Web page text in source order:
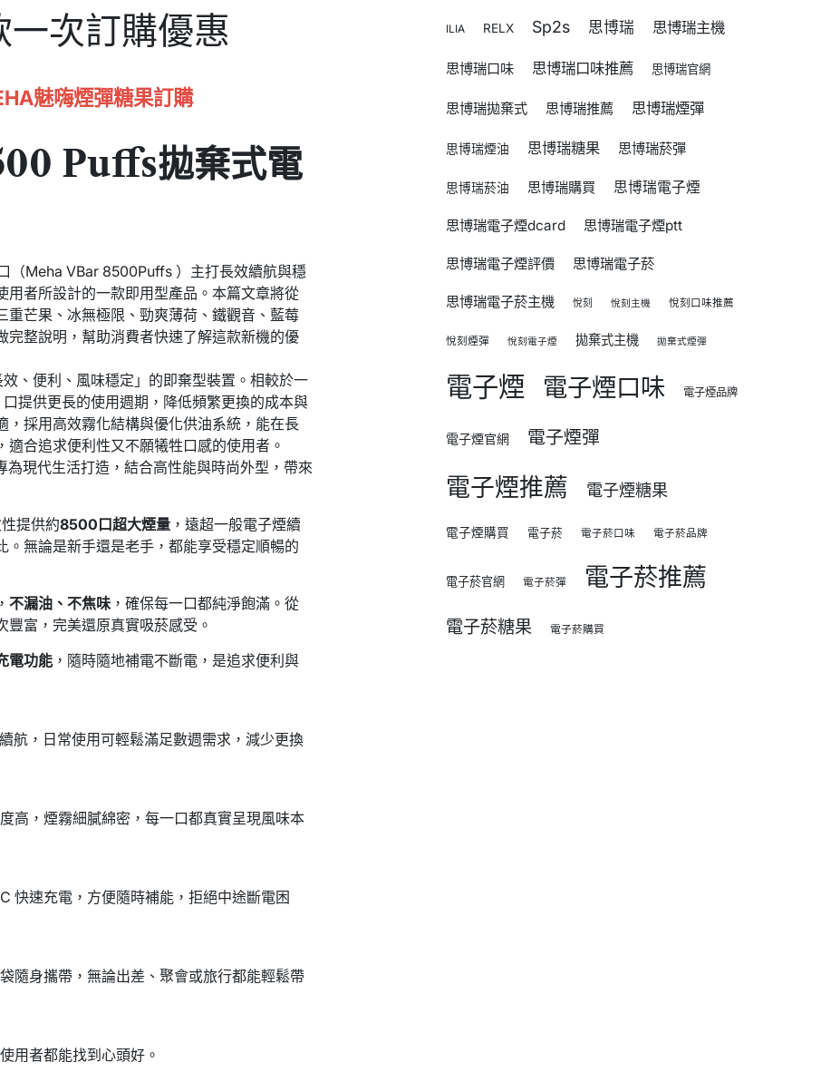
一次訂購優惠
魅嗨煙彈糖果訂購
Puffs拋棄式電
（Meha VBar 8500Puffs ）主打長效續航與穩
用者所設計的一款即用型產品。本篇文章將從
重芒果、冰無極限、勁爽薄荷、鐵觀音、藍莓
整說明，幫助消費者快速了解這款新機的優
、便利、風味穩定」的即棄型裝置。相較於一
提供更長的使用週期，降低頻繁更換的成本與
，採用高效霧化結構與優化供油系統，能在長
合追求便利性又不願犧牲口感的使用者。
為現代生活打造，結合高性能與時尚外型，帶來
性提供約8500口超大煙量 ，遠超一般電子煙續
無論是新手還是老手，都能享受穩定順暢的
不漏油、不焦味 ，確保每一口都純淨飽滿。從
豐富，完美還原真實吸菸感受。
電功能 ，隨時隨地補電不斷電，是追求便利與
航，日常使用可輕鬆滿足數週需求，減少更換
高，煙霧細膩綿密，每一口都真實呈現風味本
快速充電，方便隨時補能，拒絕中途斷電困
隨身攜帶，無論出差、聚會或旅行都能輕鬆帶
用者都能找到心頭好。
ILIA RELX Sp2s 思博瑞 思博瑞主機
思博瑞口味 思博瑞口味推薦 思博瑞官網
思博瑞拋棄式 思博瑞推薦 思博瑞煙彈
思博瑞煙油 思博瑞糖果 思博瑞菸彈
思博瑞菸油 思博瑞購買 思博瑞電子煙
思博瑞電子煙dcard 思博瑞電子煙ptt
思博瑞電子煙評價 思博瑞電子菸
思博瑞電子菸主機 悅刻 悅刻主機 悅刻口味推薦
悅刻煙彈 悅刻電子煙 拋棄式主機 拋棄式煙彈
電子煙 電子煙口味 電子煙品牌
電子煙官網 電子煙彈
電子煙推薦 電子煙糖果
電子煙購買 電子菸 電子菸口味 電子菸品牌
電子菸官網 電子菸彈 電子菸推薦
電子菸糖果 電子菸購買